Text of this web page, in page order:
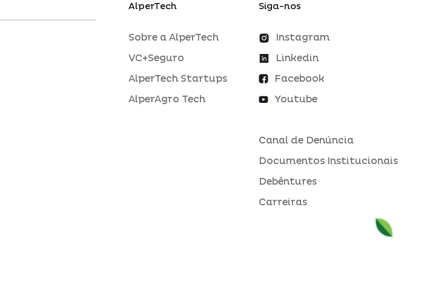
AlperTech
Sobre a AlperTech
VC+Seguro
AlperTech Startups
AlperAgro Tech
Siga-nos
Instagram
Linkedin
Facebook
Youtube
Canal de Denúncia
Documentos Institucionais
Debêntures
Carreiras